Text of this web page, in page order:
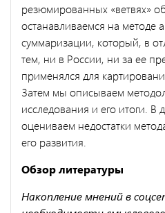
резюмированных «ветвях»
останавливаемся на методе
суммаризации, который, в
тем, ни в России, ни за ее
применялся для
Затем мы описываем
исследования и его итоги. В
оцениваем недостатки
его развития.
Обзор литературы
Накопление мнений в